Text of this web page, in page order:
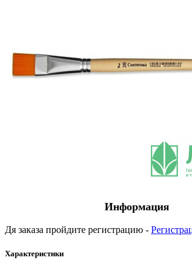
Информация
Дя заказа пройдите регистрацию -
Характеристики